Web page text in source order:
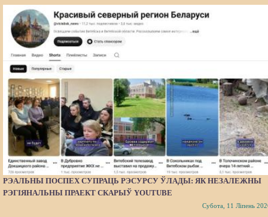
РЭАЛЬНЫ ПОСПЕХ СУПРАЦЬ РЭСУРСУ ЎЛАДЫ: ЯК НЕЗАЛЕЖНЫ
РЭГІЯНАЛЬНЫ ПРАЕКТ СКАРЫЎ YOUTUBE
Субота, 11 Ліпень